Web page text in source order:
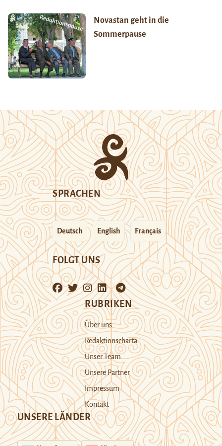
Novastan geht in die
Sommerpause
SPRACHEN
Deutsch English Français
FOLGT UNS
RUBRIKEN
Über uns
Redaktionscharta
Unser Team
Unsere Partner
Impressum
Kontakt
UNSERE LÄNDER